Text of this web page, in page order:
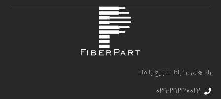
راه های ارتباط سریع با ما :
031-۳۱۳۲۰۰۱۲